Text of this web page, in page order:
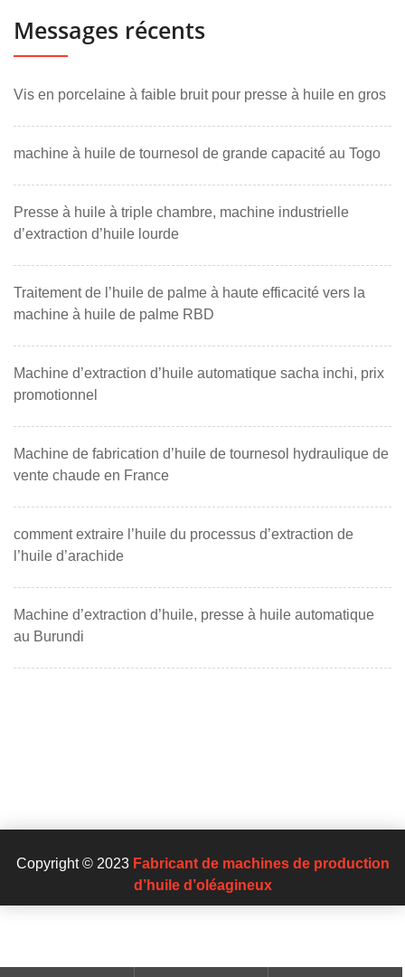
Messages récents
Vis en porcelaine à faible bruit pour presse à huile en gros
machine à huile de tournesol de grande capacité au Togo
Presse à huile à triple chambre, machine industrielle
d’extraction d’huile lourde
Traitement de l’huile de palme à haute efficacité vers la
machine à huile de palme RBD
Machine d’extraction d’huile automatique sacha inchi, prix
promotionnel
Machine de fabrication d’huile de tournesol hydraulique de
vente chaude en France
comment extraire l’huile du processus d’extraction de
l’huile d’arachide
Machine d’extraction d’huile, presse à huile automatique
au Burundi
Copyright © 2023 Fabricant de machines de production
d’huile d’oléagineux